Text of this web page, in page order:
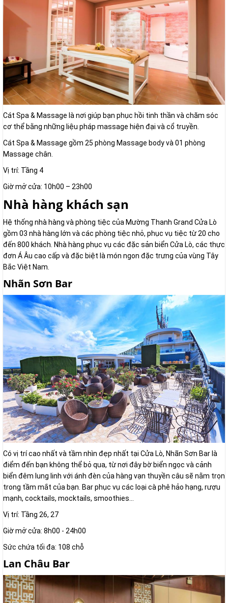
Cát Spa & Massage là nơi giúp bạn phục hồi tinh thần và chăm sóc
cơ thể bằng những liệu pháp massage hiện đại và cổ truyền.
Cát Spa & Massage gồm 25 phòng Massage body và 01 phòng
Massage chân.
Vị trí: Tầng 4
Giờ mở cửa: 10h00 – 23h00
Nhà hàng khách sạn
Hệ thống nhà hàng và phòng tiệc của Mường Thanh Grand Cửa Lò
gồm 03 nhà hàng lớn và các phòng tiệc nhỏ, phục vụ tiệc từ 20 cho
đến 800 khách. Nhà hàng phục vụ các đặc sản biển Cửa Lò, các thực
đơn Á Âu cao cấp và đặc biệt là món ngon đặc trưng của vùng Tây
Bắc Việt Nam.
Nhãn Sơn Bar
Có vị trí cao nhất và tầm nhìn đẹp nhất tại Cửa Lò, Nhãn Sơn Bar là
điểm đến bạn không thể bỏ qua, từ nơi đây bờ biển ngọc và cảnh
biển đêm lung linh với ánh đèn của hàng vạn thuyền câu sẽ nằm trọn
trong tầm mắt của bạn. Bar phục vụ các loại cà phê hảo hạng, rượu
mạnh, cocktails, mocktails, smoothies…
Vị trí: Tầng 26, 27
Giờ mở cửa: 8h00 - 24h00
Sức chứa tối đa: 108 chỗ
Lan Châu Bar